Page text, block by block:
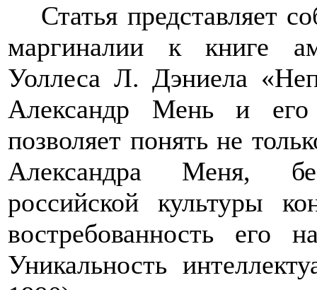
Статья представляет
маргиналии к книге
Уоллеса Л. Дэниела
Александр Мень и
позволяет понять не
Александра Меня,
российской культуры
востребованность его
Уникальность